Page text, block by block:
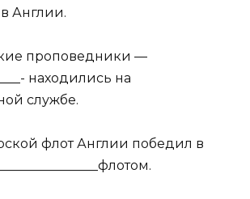
Англии.
проповедники —
находились на
службе.
флот Англии победил в